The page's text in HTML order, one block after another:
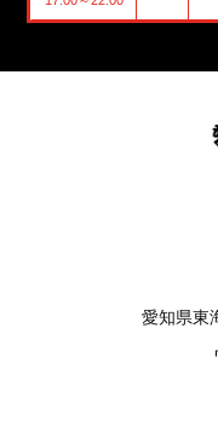
愛知県東